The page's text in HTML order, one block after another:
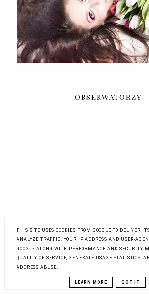
OBSERWATORZY
FACEBOOK
BLOGLOVIN
THIS SITE USES COOKIES FROM GOOGLE TO DELIVER
ANALYZE TRAFFIC. YOUR IP ADDRESS AND USER-
GOOGLE ALONG WITH PERFORMANCE AND SECURITY
QUALITY OF SERVICE, GENERATE USAGE STATISTICS,
ADDRESS ABUSE.
LEARN MORE GOT IT